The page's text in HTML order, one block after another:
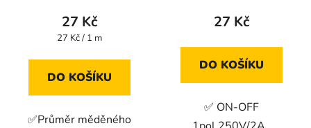
27 Kč
Měrná
27 Kč / 1 m
DO KOŠÍKU
✅Průměr měděného
27 Kč
DO KOŠÍKU
✅ ON-OFF